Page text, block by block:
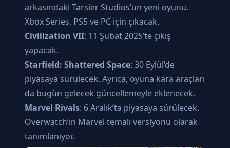
arkasındaki Tarsier Studios’un yeni oyunu.
Xbox Series, PS5 ve PC için çıkacak.
Civilization VII: 11 Şubat 2025’te çıkış
yapacak.
Starfield: Shattered Space: 30 Eylül’de
piyasaya sürülecek. Ayrıca, oyuna kara araçları
da bugün gelecek güncellemeyle eklenecek.
Marvel Rivals: 6 Aralık’ta piyasaya sürülecek.
Overwatch’ın Marvel temalı versiyonu olarak
tanımlanıyor.